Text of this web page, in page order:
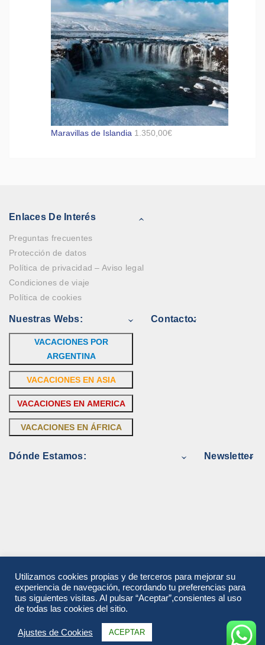
Maravillas de Islandia 1.350,00€
Enlaces De Interés
Preguntas frecuentes
Protección de datos
Política de privacidad – Aviso legal
Condiciones de viaje
Política de cookies
Nuestras Webs:
VACACIONES POR
ARGENTINA
VACACIONES EN ASIA
VACACIONES EN AMERICA
VACACIONES EN ÁFRICA
Contacto:
Dónde Estamos: Newsletter
Utilizamos cookies propias y de terceros para mejorar su
experiencia de navegación, recordando tu preferencias para
tus siguientes visitas. Al pulsar “Aceptar”,consientes al uso
de todas las cookies del sitio.
Ajustes de Cookies ACEPTAR